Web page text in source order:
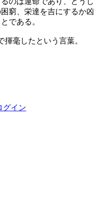
窮、栄達を吉にするか凶
である。
揮毫したという言葉。
グイン